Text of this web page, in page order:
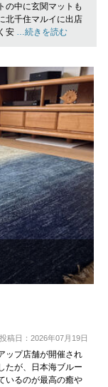
の中に玄関マットも
北千住マルイに出店
安 …続きを読む
投稿日：2026年07月19日
ップ店舗が開催され
たが、日本海ブルー
いるのが最高の癒や